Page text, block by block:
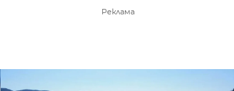
Реклама